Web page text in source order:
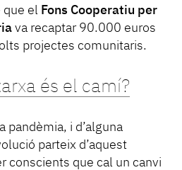
que el Fons Cooperatiu per
va recaptar 90.000 euros
projectes comunitaris.
és el camí?
pandèmia, i d’alguna
parteix d’aquest
conscients que cal un canvi